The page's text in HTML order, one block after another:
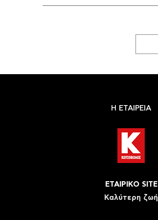
Η ΕΤΑΙΡΕΙΑ
ΕΤΑΙΡΙΚΟ SITE
Καλύτερη ζωή